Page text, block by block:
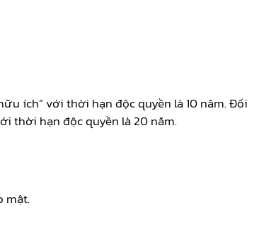
ích” với thời hạn độc quyền là 10 năm. Đối
thời hạn độc quyền là 20 năm.
mật.